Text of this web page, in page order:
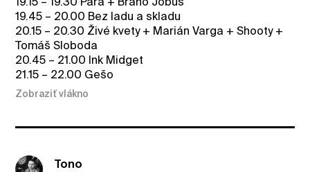
19.45 – 20.00 Bez ladu a skladu
20.15 – 20.30 Živé kvety + Marián Varga + Shooty +
Tomáš Sloboda
20.45 – 21.00 Ink Midget
21.15 – 22.00 Gešo
Zobraziť vlákno
Tono